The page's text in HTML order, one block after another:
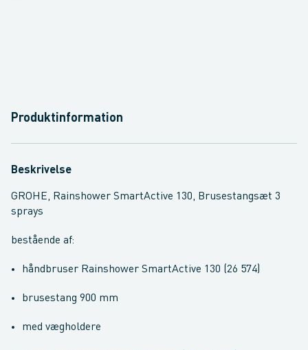
Produktinformation
Beskrivelse
GROHE, Rainshower SmartActive 130, Brusestangsæt 3
sprays
bestående af:
håndbruser Rainshower SmartActive 130 (26 574)
brusestang 900 mm
med vægholdere